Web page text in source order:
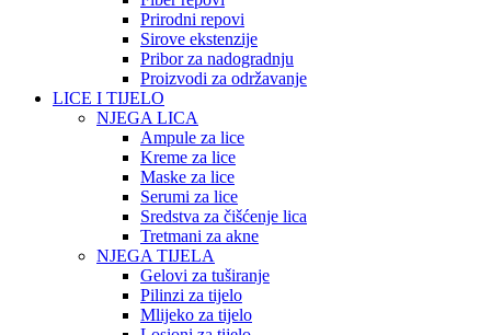
Prirodni repovi
Sirove ekstenzije
Pribor za nadogradnju
Proizvodi za održavanje
LICE I TIJELO
NJEGA LICA
Ampule za lice
Kreme za lice
Maske za lice
Serumi za lice
Sredstva za čišćenje lica
Tretmani za akne
NJEGA TIJELA
Gelovi za tuširanje
Pilinzi za tijelo
Mlijeko za tijelo